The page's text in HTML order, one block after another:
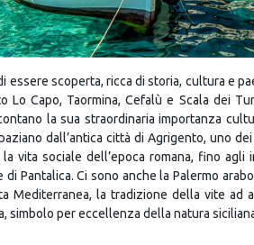
essere scoperta, ricca di storia, cultura e
Lo Capo, Taormina, Cefalù e Scala dei
la sua straordinaria importanza